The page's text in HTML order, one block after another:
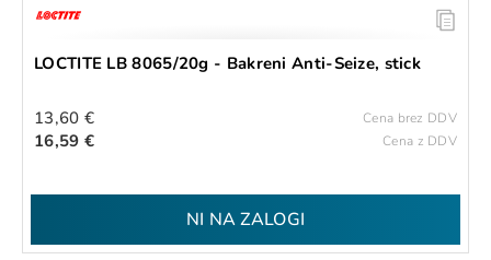
LOCTITE LB 8065/20g - Bakreni Anti-Seize, stick
Cena brez DDV
13,60 €
Cena z DDV
16,59 €
NI NA ZALOGI